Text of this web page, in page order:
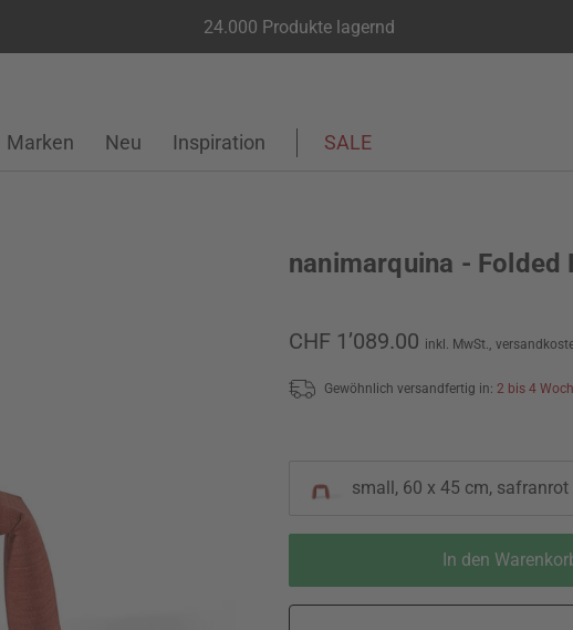
24.000 Produkte lagernd
Marken Neu Inspiration SALE
nanimarquina - Folded
CHF 1’089.00 inkl. MwSt.,
Gewöhnlich versandfertig in: 2 bis 4
small, 60 x 45 cm, safranrot
In den